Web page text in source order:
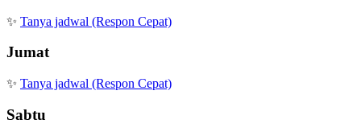
✨ Tanya jadwal (Respon Cepat)
Jumat
✨ Tanya jadwal (Respon Cepat)
Sabtu